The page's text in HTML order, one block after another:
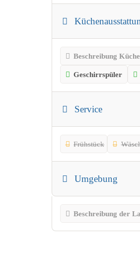
Beschreibung Küche
Geschirrspüler
Service
Frühstück
Umgebung
Beschreibung der